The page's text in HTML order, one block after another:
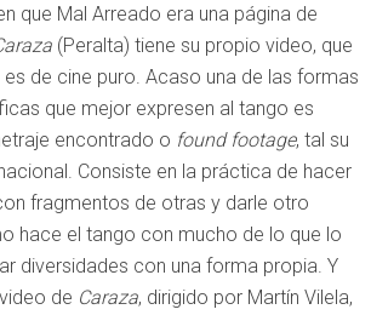
que Mal Arreado era una página de
(Peralta) tiene su propio video, que
de cine puro. Acaso una de las formas
que mejor expresen al tango es
encontrado o found footage, tal su
Consiste en la práctica de hacer
fragmentos de otras y darle otro
hace el tango con mucho de lo que lo
diversidades con una forma propia. Y
de Caraza, dirigido por Martín Vilela,